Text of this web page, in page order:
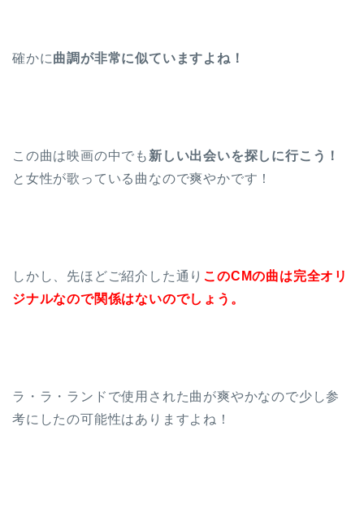
確かに曲調が非常に似ていますよね！
この曲は映画の中でも新しい出会いを探しに行こう！
と女性が歌っている曲なので爽やかです！
しかし、先ほどご紹介した通り このCMの曲は完全オリ
ジナルなので関係はないのでしょう。
ラ・ラ・ランドで使用された曲が爽やかなので少し参
考にしたの可能性はありますよね！